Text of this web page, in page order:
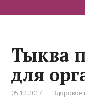
Тыква
для
05.12.2017 Здоровое